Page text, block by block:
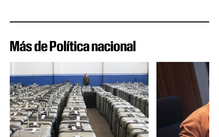
Más de Política nacional